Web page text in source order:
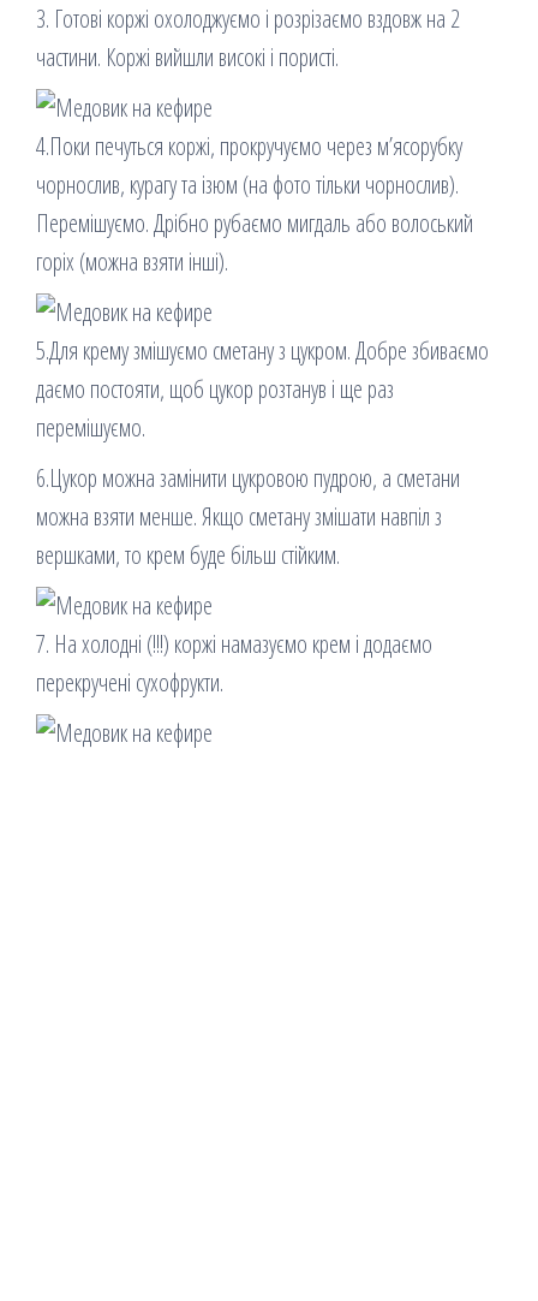
3. Готові коржі охолоджуємо і розрізаємо вздовж на 2
частини. Коржі вийшли високі і пористі.
4.Поки печуться коржі, прокручуємо через м’ясорубку
чорнослив, курагу та ізюм (на фото тільки чорнослив).
Перемішуємо. Дрібно рубаємо мигдаль або волоський
горіх (можна взяти інші).
5.Для крему змішуємо сметану з цукром. Добре збиваємо
даємо постояти, щоб цукор розтанув і ще раз
перемішуємо.
6.Цукор можна замінити цукровою пудрою, а сметани
можна взяти менше. Якщо сметану змішати навпіл з
вершками, то крем буде більш стійким.
7. На холодні (!!!) коржі намазуємо крем і додаємо
перекручені сухофрукти.